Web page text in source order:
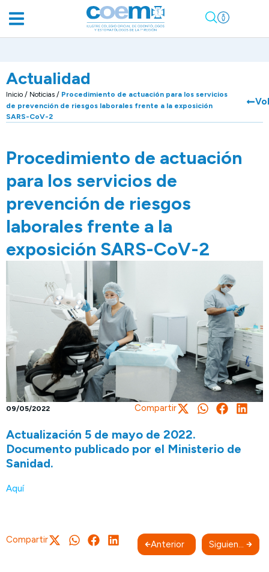
Actualidad
Inicio / Noticias / Procedimiento de actuación para los servicios
de prevención de riesgos laborales frente a la exposición
SARS-CoV-2
Procedimiento de actuación
para los servicios de
prevención de riesgos
laborales frente a la
exposición SARS-CoV-2
09/05/2022 Compartir
Actualización 5 de mayo de 2022.
Documento publicado por el Ministerio de
Sanidad.
Aquí
Compartir Anterior Siguiente